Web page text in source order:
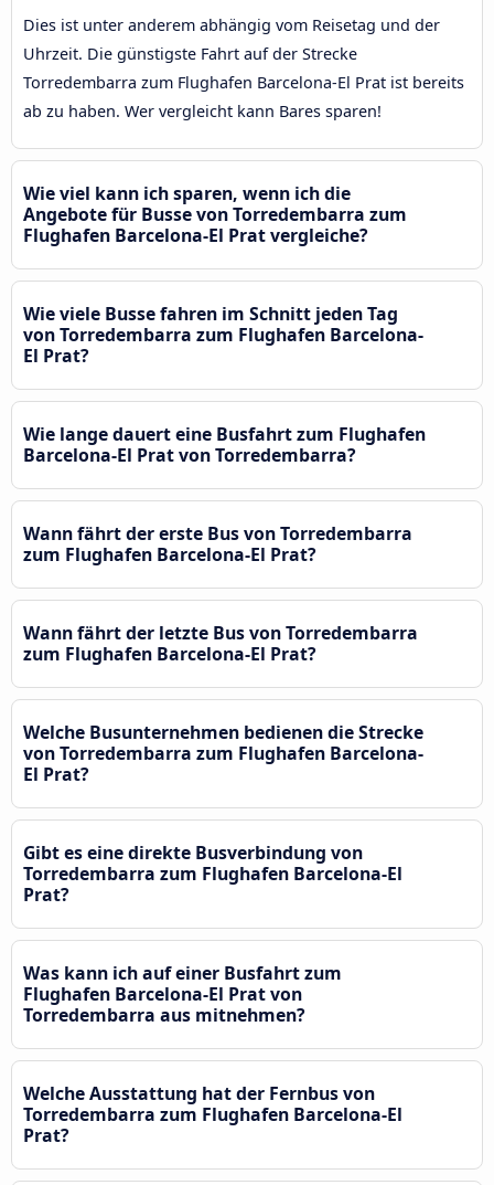
Dies ist unter anderem abhängig vom Reisetag und der
Uhrzeit. Die günstigste Fahrt auf der Strecke
Torredembarra zum Flughafen Barcelona-El Prat ist bereits
ab zu haben. Wer vergleicht kann Bares sparen!
Wie viel kann ich sparen, wenn ich die
Angebote für Busse von Torredembarra zum
Flughafen Barcelona-El Prat vergleiche?
Wie viele Busse fahren im Schnitt jeden Tag
von Torredembarra zum Flughafen Barcelona-
El Prat?
Wie lange dauert eine Busfahrt zum Flughafen
Barcelona-El Prat von Torredembarra?
Wann fährt der erste Bus von Torredembarra
zum Flughafen Barcelona-El Prat?
Wann fährt der letzte Bus von Torredembarra
zum Flughafen Barcelona-El Prat?
Welche Busunternehmen bedienen die Strecke
von Torredembarra zum Flughafen Barcelona-
El Prat?
Gibt es eine direkte Busverbindung von
Torredembarra zum Flughafen Barcelona-El
Prat?
Was kann ich auf einer Busfahrt zum
Flughafen Barcelona-El Prat von
Torredembarra aus mitnehmen?
Welche Ausstattung hat der Fernbus von
Torredembarra zum Flughafen Barcelona-El
Prat?